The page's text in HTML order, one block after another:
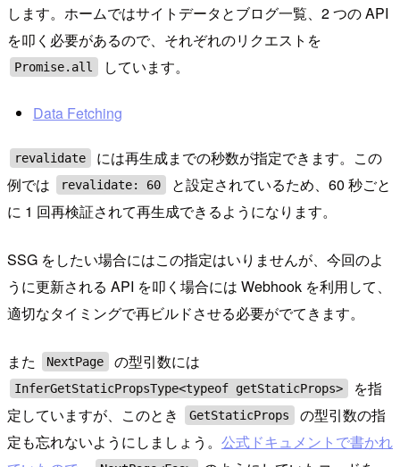
します。ホームではサイトデータとブログ一覧、2 つの API
を叩く必要があるので、それぞれのリクエストを
Promise.all しています。
Data Fetching
revalidate
には再生成までの秒数が指定できます。この
例では
revalidate: 60
と設定されているため、60 秒ごと
に 1 回再検証されて再生成できるようになります。
SSG をしたい場合にはこの指定はいりませんが、今回のよ
うに更新される API を叩く場合には Webhook を利用して、
適切なタイミングで再ビルドさせる必要がでてきます。
また NextPage の型引数には
InferGetStaticPropsType<typeof getStaticProps>
を指
定していますが、このとき
GetStaticProps
の型引数の指
定も忘れないようにしましょう。 公式ドキュメントで書かれ